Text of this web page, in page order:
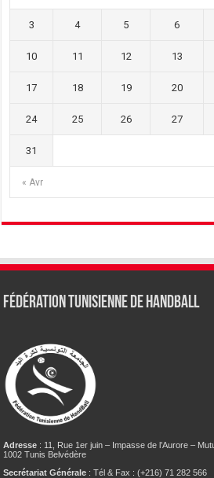
« Avr
3 4 5 6
10 11 12 13
17 18 19 20
24 25 26 27
31
Fédération tunisienne de Handball
Adresse : 11, Rue 1er juin – Impasse de l’Aurore –
1002 Tunis Belvédère
Secrétariat Générale : Tél & Fax : (+216) 71 282 566